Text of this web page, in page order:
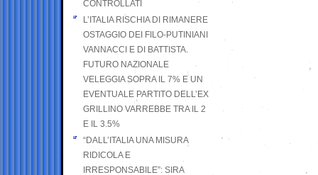
CONTROLLATI
L’ITALIA RISCHIA DI RIMANERE
OSTAGGIO DEI FILO-PUTINIANI
VANNACCI E DI BATTISTA.
FUTURO NAZIONALE
VELEGGIA SOPRA IL 7% E UN
EVENTUALE PARTITO DELL’EX
GRILLINO VARREBBE TRA IL 2
E IL 3.5%
“DALL’ITALIA UNA MISURA
RIDICOLA E
IRRESPONSABILE”: SIRA